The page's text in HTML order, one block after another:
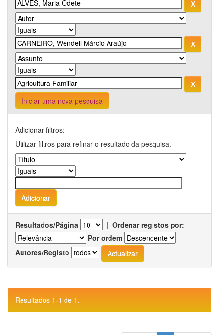
Iniciar uma nova pesquisa
Adicionar filtros:
Utilizar filtros para refinar o resultado da pesquisa.
Resultados/Página | Ordenar registos por:
Por ordem
Autores/Registo
Resultados 1-1 de 1.